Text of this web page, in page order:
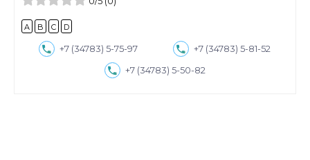
A B C D
+7 (34783) 5-75-97 +7 (34783) 5-81-52
+7 (34783) 5-50-82